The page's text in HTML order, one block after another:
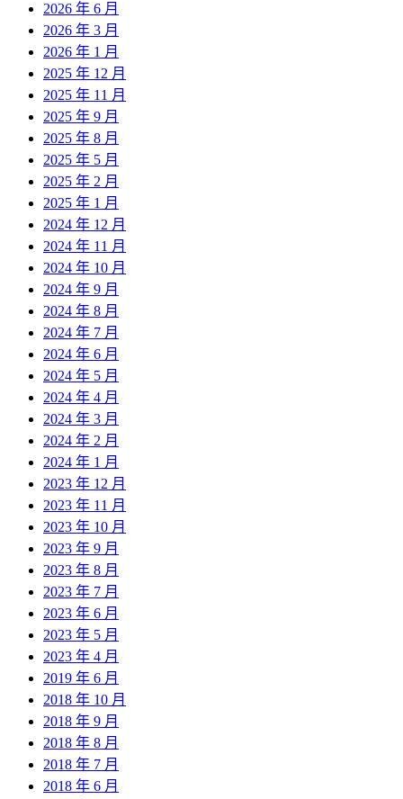
2026 年 6 月
2026 年 3 月
2026 年 1 月
2025 年 12 月
2025 年 11 月
2025 年 9 月
2025 年 8 月
2025 年 5 月
2025 年 2 月
2025 年 1 月
2024 年 12 月
2024 年 11 月
2024 年 10 月
2024 年 9 月
2024 年 8 月
2024 年 7 月
2024 年 6 月
2024 年 5 月
2024 年 4 月
2024 年 3 月
2024 年 2 月
2024 年 1 月
2023 年 12 月
2023 年 11 月
2023 年 10 月
2023 年 9 月
2023 年 8 月
2023 年 7 月
2023 年 6 月
2023 年 5 月
2023 年 4 月
2019 年 6 月
2018 年 10 月
2018 年 9 月
2018 年 8 月
2018 年 7 月
2018 年 6 月